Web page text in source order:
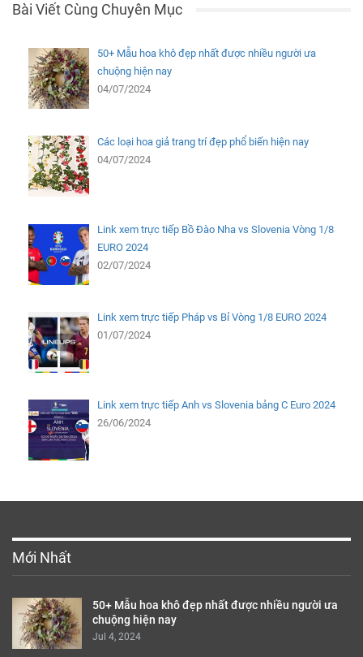
Bài Viết Cùng Chuyên Mục
50+ Mẫu hoa khô đẹp nhất được nhiều người ưa
chuộng hiện nay
04/07/2024
Các loại hoa giả trang trí đẹp phổ biến hiện nay
04/07/2024
Link xem trực tiếp Bồ Đào Nha vs Slovenia Vòng 1/8
EURO 2024
02/07/2024
Link xem trực tiếp Pháp vs Bỉ Vòng 1/8 EURO 2024
01/07/2024
Link xem trực tiếp Anh vs Slovenia bảng C Euro 2024
26/06/2024
Mới Nhất
50+ Mẫu hoa khô đẹp nhất được nhiều người ưa
chuộng hiện nay
Jul 4, 2024